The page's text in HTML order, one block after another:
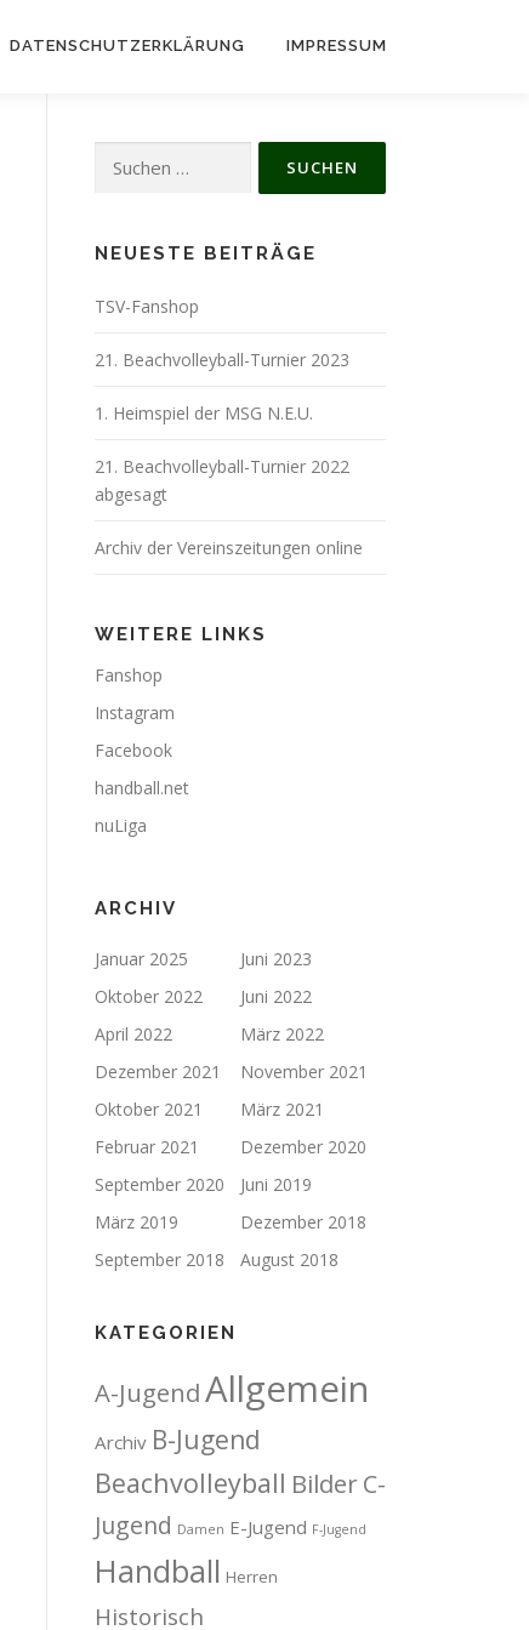
DATENSCHUTZERKLÄRUNG IMPRESSUM
nach:
NEUESTE BEITRÄGE
TSV-Fanshop
21. Beachvolleyball-Turnier 2023
1. Heimspiel der MSG N.E.U.
21. Beachvolleyball-Turnier 2022
abgesagt
Archiv der Vereinszeitungen online
WEITERE LINKS
Fanshop
Instagram
Facebook
handball.net
nuLiga
ARCHIV
Januar 2025
Juni 2023
Oktober 2022
Juni 2022
April 2022
März 2022
Dezember 2021
November 2021
Oktober 2021
März 2021
Februar 2021
Dezember 2020
September 2020
Juni 2019
März 2019
Dezember 2018
September 2018
August 2018
KATEGORIEN
A-JugendAllgemein
Archiv B-Jugend
Beachvolleyball BilderC-
Jugend Damen E-Jugend F-Jugend
Handball Herren
Historisch